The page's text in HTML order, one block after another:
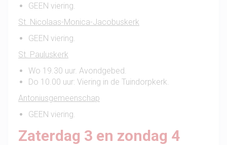
GEEN viering.
St. Nicolaas-Monica-Jacobuskerk
GEEN viering.
St. Pauluskerk
Wo 19.30 uur. Avondgebed.
Do 10.00 uur: Viering in de Tuindorpkerk.
Antoniusgemeenschap
GEEN viering.
Zaterdag 3 en zondag 4